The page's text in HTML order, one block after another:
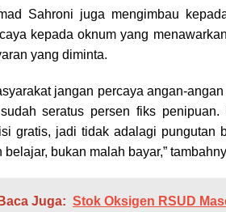
Sahroni juga mengimbau
kepada oknum yang
yang diminta.
jangan percaya angan-
sudah seratus persen fiks
gratis, jadi tidak adalagi pungutan
belajar, bukan malah bayar,”
Baca Juga: Stok Oksigen RSUD